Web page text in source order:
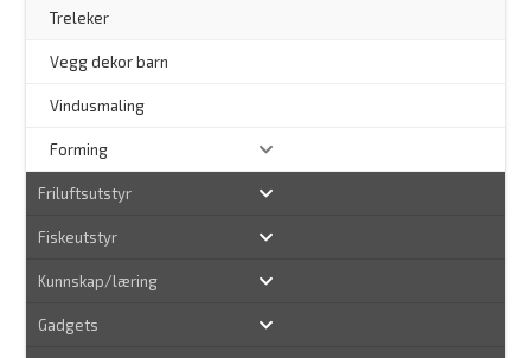
Treleker
Vegg dekor barn
Vindusmaling
Forming
Friluftsutstyr
Fiskeutstyr
Kunnskap/læring
Gadgets